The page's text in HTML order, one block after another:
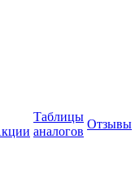
Таблицы
аналогов
Отзывы